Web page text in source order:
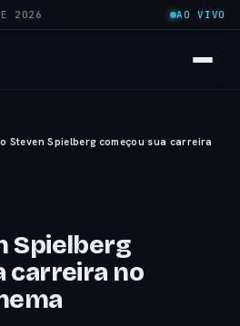
2026 AO VIVO
Steven Spielberg começou sua carreira
Spielberg
carreira no